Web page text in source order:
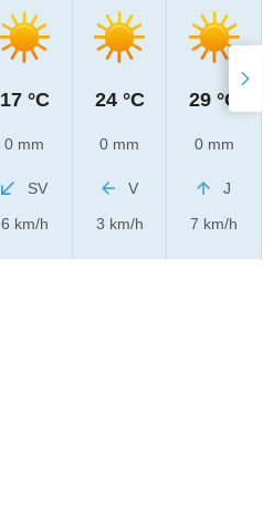
17 °C
0 mm
SV
6 km/h
24 °C
0 mm
V
3 km/h
29 °C
0 mm
J
7 km/h